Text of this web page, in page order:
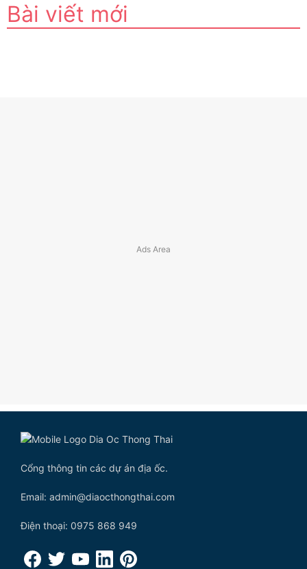
Bài viết mới
Cổng thông tin các dự án địa ốc.
Email: admin@diaocthongthai.com
Điện thoại: 0975 868 949